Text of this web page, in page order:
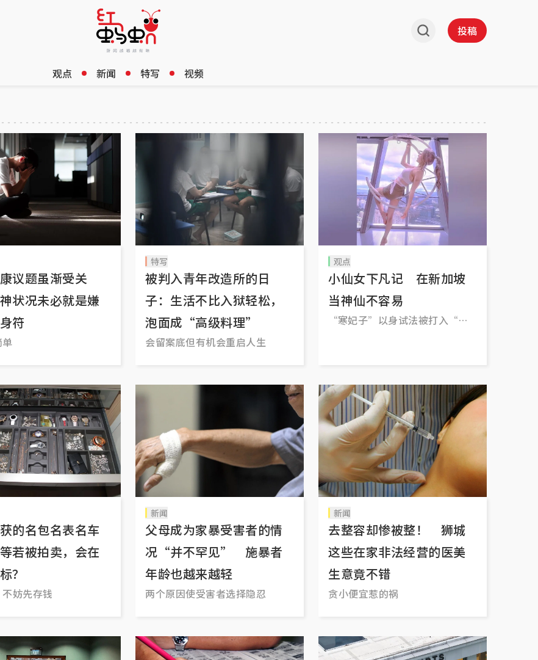
投稿
观点 新闻 特写 视频
议题虽渐受关
状况未必就是嫌
符
特写
被判入青年改造所的日
子：生活不比入狱轻松，
泡面成“高级料理”
会留案底但有机会重启人生
观点
小仙女下凡记 在新加坡
当神仙不容易
“寒妃子”以身试法被打入“冷
的名包名表名车
若被拍卖，会在
？
妨先存钱
新闻
父母成为家暴受害者的情
况“并不罕见” 施暴者
年龄也越来越轻
两个原因使受害者选择隐忍
新闻
去整容却惨被整！ 狮城
这些在家非法经营的医美
生意竟不错
贪小便宜惹的祸